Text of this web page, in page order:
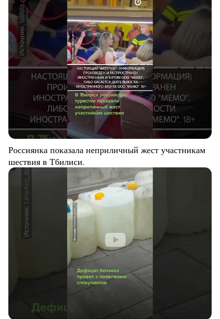
Россиянка показала неприличный жест участникам
шествия в Тбилиси.